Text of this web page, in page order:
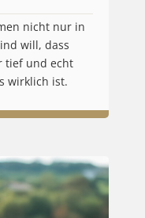
nicht nur in
will, dass
tief und echt
wirklich ist.